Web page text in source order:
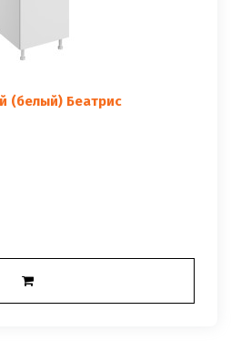
(белый) Беатрис